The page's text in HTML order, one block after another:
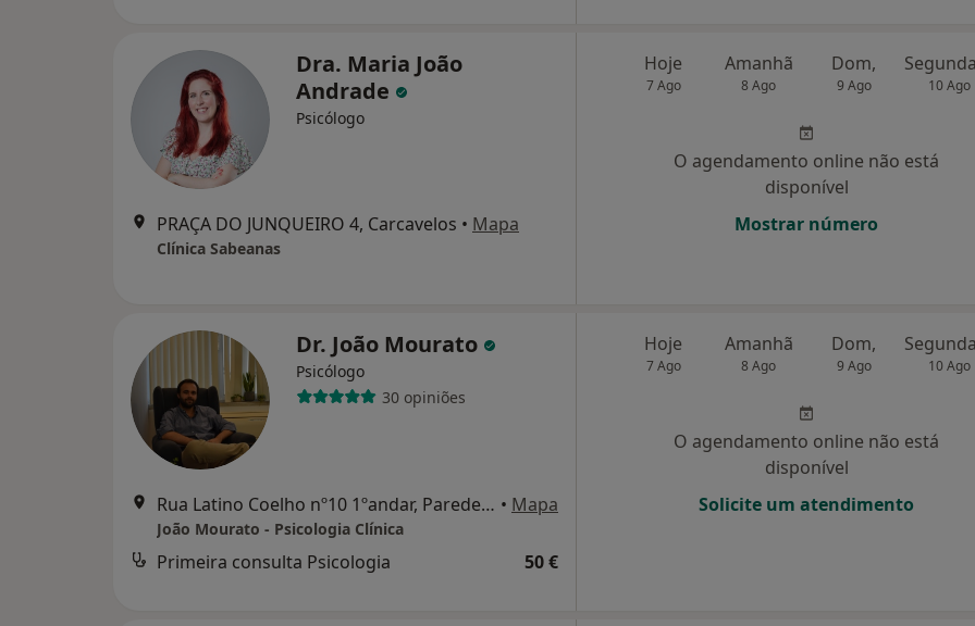
Dra. Maria João
Andrade
Psicólogo
PRAÇA DO JUNQUEIRO 4, Carcavelos • Mapa
Clínica Sabeanas
Hoje
7 Ago
Amanhã
8 Ago
Dom,
9 Ago 10 Ago
O agendamento online não está
disponível
Mostrar número
Dr. João Mourato
Psicólogo
30 opiniões
Rua Latino Coelho nº10 1ºandar, Parede, Cascais, Lisboa • Mapa
João Mourato - Psicologia Clínica
Primeira consulta Psicologia 50 €
Hoje
7 Ago
Amanhã
8 Ago
Dom,
9 Ago 10 Ago
O agendamento online não está
disponível
Solicite um atendimento